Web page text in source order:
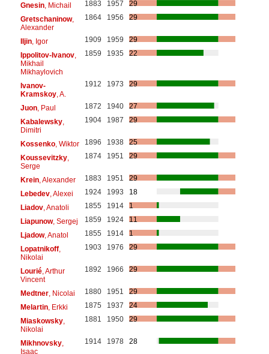
Gnesin, Michail 1883 1957
29
Gretschaninow,
Alexander
1864 1956 29
Iljin, Igor 1909 1959
29
Ippolitov-Ivanov,
Mikhail
Mikhaylovich
1859 1935 22
Ivanov-
Kramskoy, A.
1912 1973 29
Juon, Paul 1872 1940
27
Kabalewsky,
Dimitri
1904 1987 29
Kossenko, Wiktor 1896 1938
25
Koussevitzky,
Serge
1874 1951 29
Krein, Alexander 1883 1951
29
Lebedev, Alexei 1924 1993
18
Liadov, Anatoli 1855 1914
1
Liapunow, Sergej 1859 1924
11
Ljadow, Anatol 1855 1914
1
Lopatnikoff,
Nikolai
1903 1976 29
Lourié, Arthur
Vincent
1892 1966 29
Medtner, Nicolai 1880 1951
29
Melartin, Erkki 1875 1937
24
Miaskowsky,
Nikolai
1881 1950 29
Mikhnovsky,
Isaac
1914 1978 28